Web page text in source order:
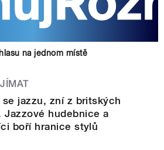
na jednom místě
se jazzu, zní z britských
Jazzové hudebnice a
boří hranice stylů